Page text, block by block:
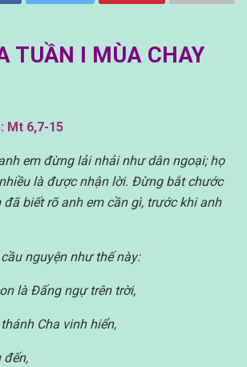
TUẦN I MÙA CHAY
Mt 6,7-15
em đừng lải nhải như dân ngoại; họ
là được nhận lời. Đừng bắt chước
đã biết rõ anh em cần gì, trước khi anh
cầu nguyện như thế này:
là Đấng ngự trên trời,
Cha vinh hiển,
đến,